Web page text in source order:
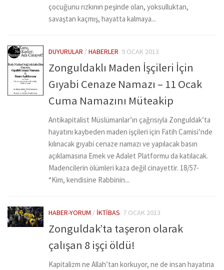
çocuğunu rızkının peşinde olan, yoksulluktan,
savaştan kaçmış, hayatta kalmaya...
DUYURULAR /HABERLER 9 OCAK 2013
Zonguldaklı Maden İşçileri İçin
Gıyabi Cenaze Namazı – 11 Ocak
Cuma Namazını Müteakip
Antikapitalist Müslümanlar’ın çağrısıyla Zonguldak’ta
hayatını kaybeden maden işçileri için Fatih Camisi’nde
kılınacak gıyabi cenaze namazı ve yapılacak basın
açıklamasına Emek ve Adalet Platformu da katılacak.
Madencilerin ölümleri kaza değil cinayettir. 18/57-
“Kim, kendisine Rabbinin...
HABER-YORUM / İKTIBAS 7 OCAK 2013
Zonguldak’ta taşeron olarak
çalışan 8 işçi öldü!
Kapitalizm ne Allah’tan korkuyor, ne de insan hayatına